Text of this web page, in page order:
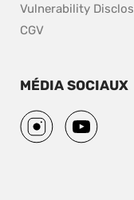
Vulnerability
CGV
MÉDIA SOCIAUX